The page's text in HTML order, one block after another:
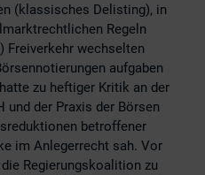
(klassisches Delisting), in
Regeln
Freiverkehr wechselten
aufgaben
zu heftiger Kritik an der
und der Praxis der Börsen
betroffener
im Anlegerrecht sah. Vor
Regierungskoalition zu